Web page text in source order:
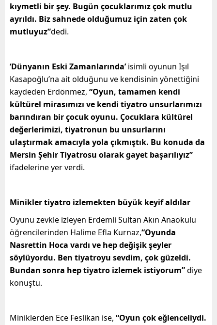
kıymetli bir şey. Bugün çocuklarımız çok mutlu
ayrıldı. Biz sahnede olduğumuz için zaten çok
mutluyuz”dedi.
‘Dünyanın Eski Zamanlarında’isimli oyunun Işıl
Kasapoğlu’na ait olduğunu ve kendisinin yönettiğini
kaydeden Erdönmez, “Oyun, tamamen kendi
kültürel mirasımızı ve kendi tiyatro unsurlarımızı
barındıran bir çocuk oyunu. Çocuklara kültürel
değerlerimizi, tiyatronun bu unsurlarını
ulaştırmak amacıyla yola çıkmıştık. Bu konuda da
Mersin Şehir Tiyatrosu olarak gayet başarılıyız”
ifadelerine yer verdi.
Minikler tiyatro izlemekten büyük keyif aldılar
Oyunu zevkle izleyen Erdemli Sultan Akın Anaokulu
öğrencilerinden Halime Efla Kurnaz,“Oyunda
Nasrettin Hoca vardı ve hep değişik şeyler
söylüyordu. Ben tiyatroyu sevdim, çok güzeldi.
Bundan sonra hep tiyatro izlemek istiyorum”diye
konuştu.
Miniklerden Ece Feslikan ise, “Oyun çok eğlenceliydi.